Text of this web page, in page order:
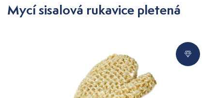
Mycí sisalová rukavice pletená